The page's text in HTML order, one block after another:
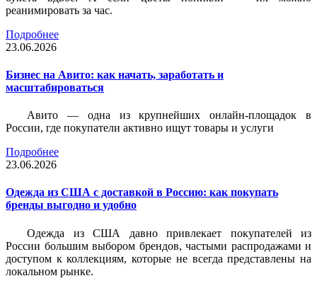
реанимировать за час.
Подробнее
23.06.2026
Бизнес на Авито: как начать, заработать и
масштабироваться
Авито — одна из крупнейших онлайн-площадок в
России, где покупатели активно ищут товары и услуги
Подробнее
23.06.2026
Одежда из США с доставкой в Россию: как покупать
бренды выгодно и удобно
Одежда из США давно привлекает покупателей из
России большим выбором брендов, частыми распродажами и
доступом к коллекциям, которые не всегда представлены на
локальном рынке.